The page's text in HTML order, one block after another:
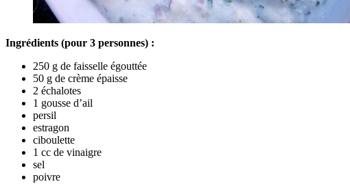
Ingrédients (pour 3 personnes) :
250 g de faisselle égouttée
50 g de crème épaisse
2 échalotes
1 gousse d’ail
persil
estragon
ciboulette
1 cc de vinaigre
sel
poivre